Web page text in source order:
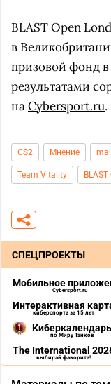
BLAST Open
в
призовой фонд
результатами
наCybersport.ru.
CS2 Мнение
Team Vitality
СПЕЦПРОЕКТЫ
Мобильное
Cybersport.ru
Интерактивная
киберспорта за 15 лет
Киберкалендарь
по Миру Танков
The International
выбирай фаворита!